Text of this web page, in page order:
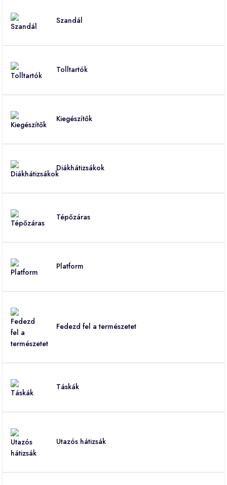
Szandál
Tolltartók
Kiegészítők
Diákhátizsákok
Tépőzáras
Platform
Fedezd fel a természetet
Táskák
Utazós hátizsák